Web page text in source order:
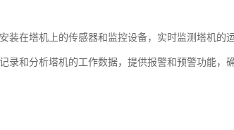
在塔机上的传感器和监控设备，实时监测塔机的运
录和分析塔机的工作数据，提供报警和预警功能，